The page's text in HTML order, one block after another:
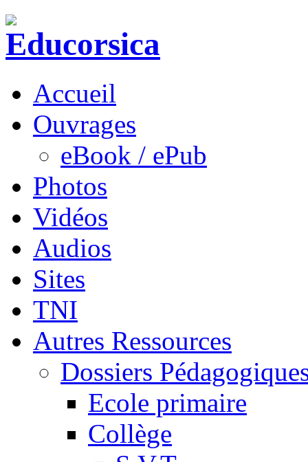
Accueil
Ouvrages
eBook / ePub
Photos
Vidéos
Audios
Sites
TNI
Autres Ressources
Dossiers
Ecole primaire
Collège